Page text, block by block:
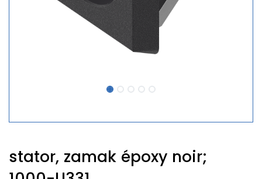
stator, zamak époxy noir;